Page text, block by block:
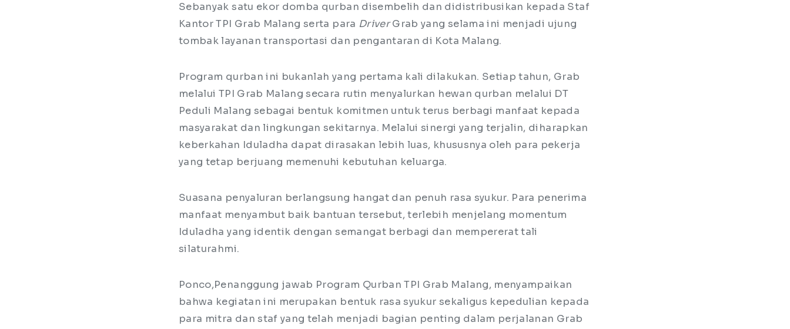
Sebanyak satu ekor domba qurban disembelih dan didistribusikan kepada Staf
Kantor TPI Grab Malang serta para DriverGrab yang selama ini menjadi ujung
tombak layanan transportasi dan pengantaran di Kota Malang.
Program qurban ini bukanlah yang pertama kali dilakukan. Setiap tahun, Grab
melalui TPI Grab Malang secara rutin menyalurkan hewan qurban melalui DT
Peduli Malang sebagai bentuk komitmen untuk terus berbagi manfaat kepada
masyarakat dan lingkungan sekitarnya. Melalui sinergi yang terjalin, diharapkan
keberkahan Iduladha dapat dirasakan lebih luas, khususnya oleh para pekerja
yang tetap berjuang memenuhi kebutuhan keluarga.
Suasana penyaluran berlangsung hangat dan penuh rasa syukur. Para penerima
manfaat menyambut baik bantuan tersebut, terlebih menjelang momentum
Iduladha yang identik dengan semangat berbagi dan mempererat tali
silaturahmi.
Ponco,Penanggung jawab Program Qurban TPI Grab Malang, menyampaikan
bahwa kegiatan ini merupakan bentuk rasa syukur sekaligus kepedulian kepada
para mitra dan staf yang telah menjadi bagian penting dalam perjalanan Grab